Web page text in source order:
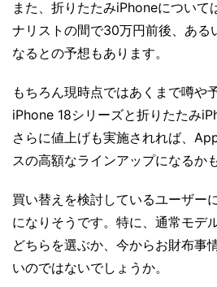
また、折りたたみiPhoneについて
ナリストの間で30万円前後、ある
なるとの予想もあります。
もちろん現時点ではあくまで噂や
iPhone 18シリーズと折りたたみ
さらに値上げも実施されれば、
スの高額なラインアップになるか
買い替えを検討しているユーザー
になりそうです。特に、通常モデ
どちらを選ぶか、今からお財布事
いのではないでしょうか。